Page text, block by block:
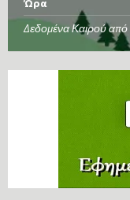
Ώρα
Δεδομένα Καιρού από